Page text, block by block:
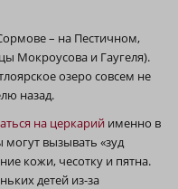
– на Пестичном,
Мокроусова и Гаугеля).
озеро совсем не
назад.
на церкарий именно в
могут вызывать «зуд
кожи, чесотку и пятна.
детей из-за